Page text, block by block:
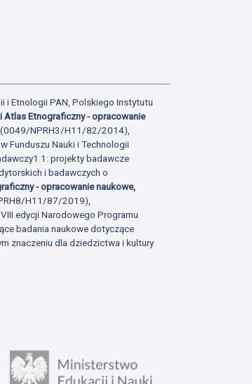
i Etnologii PAN, Polskiego Instytutu
Atlas Etnograficzny - opracowanie
(0049/NPRH3/H11/82/2014),
Funduszu Nauki i Technologii
projekty badawcze
i badawczych o
- opracowanie naukowe,
H11/87/2019),
edycji Narodowego Programu
badania naukowe dotyczące
znaczeniu dla dziedzictwa i kultury